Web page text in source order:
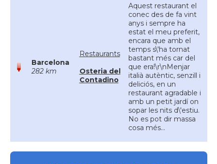
Barcelona
282 km
Restaurants
Osteria del
Contadino
Aquest restaurant el
conec des de fa vint
anys i sempre ha
estat el meu preferit,
encara que amb el
temps s\'ha tornat
bastant més car del
que era!\r\nMenjar
italià autèntic, senzill i
deliciós, en un
restaurant agradable i
amb un petit jardí on
sopar les nits d\'estiu.
No es pot dir massa
cosa més...